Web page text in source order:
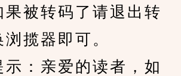
果被转码了请退出转
揽器即可。
：亲爱的读者，如